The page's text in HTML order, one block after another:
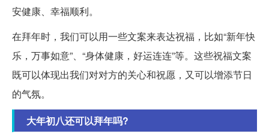
安健康、幸福顺利。
在拜年时，我们可以用一些文案来表达祝福，比如“新年快
乐，万事如意”、“身体健康，好运连连”等。这些祝福文案
既可以体现出我们对对方的关心和祝愿，又可以增添节日
的气氛。
大年初八还可以拜年吗?